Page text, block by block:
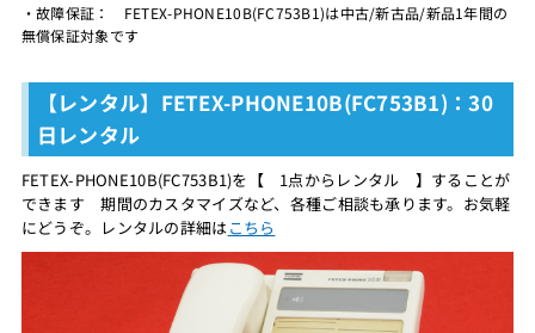
・故障保証： FETEX-PHONE10B(FC753B1)は中古/新古品/新品1年間の
無償保証対象です
【レンタル】FETEX-PHONE10B(FC753B1)：30
日レンタル
FETEX-PHONE10B(FC753B1)を【 1点からレンタル 】することが
できます 期間のカスタマイズなど、各種ご相談も承ります。お気軽
にどうぞ。レンタルの詳細はこちら